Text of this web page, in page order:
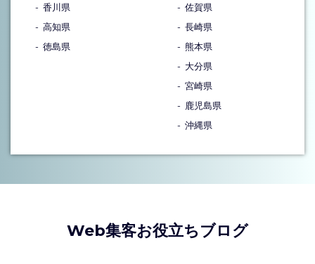
香川県
高知県
徳島県
佐賀県
長崎県
熊本県
大分県
宮崎県
鹿児島県
沖縄県
Web集客お役立ちブログ